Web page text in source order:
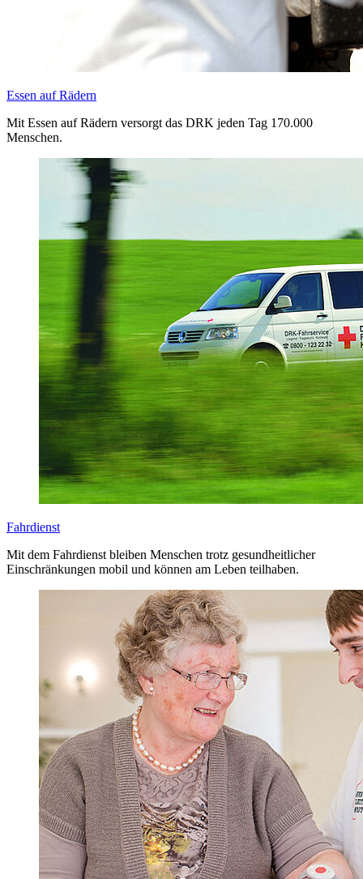
Essen auf Rädern
Mit Essen auf Rädern versorgt das DRK jeden Tag 170.000
Menschen.
Fahrdienst
Mit dem Fahrdienst bleiben Menschen trotz gesundheitlicher
Einschränkungen mobil und können am Leben teilhaben.